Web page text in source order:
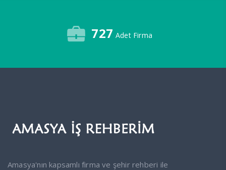
727 Adet Firma
Amasya'nın kapsamlı firma ve şehir rehberi ile